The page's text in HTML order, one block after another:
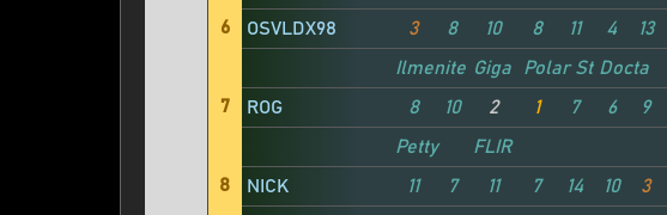
6
OSVLDX98 3 8 10 8 11 4 13
Ilmenite Giga ChiefPolar StarDocta
7
ROG 8 10 2 1 7 6 9
Petty
FLIR
8
NICK 11 7 11 7 14 10 3